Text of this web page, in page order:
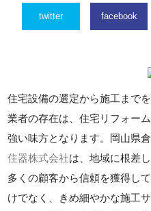
twitter facebook
住宅設備の選定から施工まで
業者の存在は、住宅リフォー
強い味方となります。岡山県
住器株式会社は、地域に根差
多くの顧客から信頼を獲得し
けでなく、きめ細やかな施工